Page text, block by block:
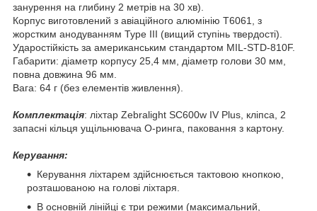
занурення на глибину 2 метрів на 30 хв).
Корпус виготовлений з авіаційного алюмінію T6061, з
жорстким анодуванням Type III (вищий ступінь твердості).
Ударостійкість за американським стандартом MIL-STD-810F.
Габарити: діаметр корпусу 25,4 мм, діаметр голови 30 мм,
повна довжина 96 мм.
Вага: 64 г (без елементів живлення).
Комплектація: ліхтар Zebralight SC600w IV Plus, кліпса, 2
запасні кільця ущільнювача О-ринга, паковання з картону.
Керування:
Керування ліхтарем здійснюється тактовою кнопкою,
розташованою на голові ліхтаря.
В основній лінійці є три режими (максимальний,